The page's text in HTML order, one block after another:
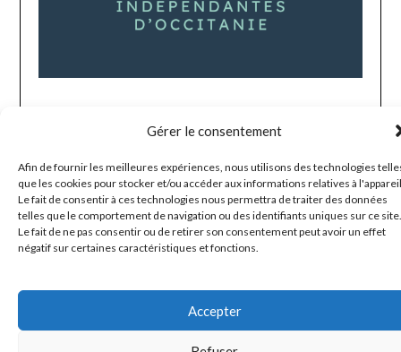
Gérer le consentement
Afin de fournir les meilleures expériences, nous utilisons des technologies
que les cookies pour stocker et/ou accéder aux informations relatives à
Le fait de consentir à ces technologies nous permettra de traiter des données
telles que le comportement de navigation ou des identifiants uniques sur ce site.
Le fait de ne pas consentir ou de retirer son consentement peut avoir un effet
négatif sur certaines caractéristiques et fonctions.
Accepter
Mentions légales
Minimalist BlogWordPress Theme